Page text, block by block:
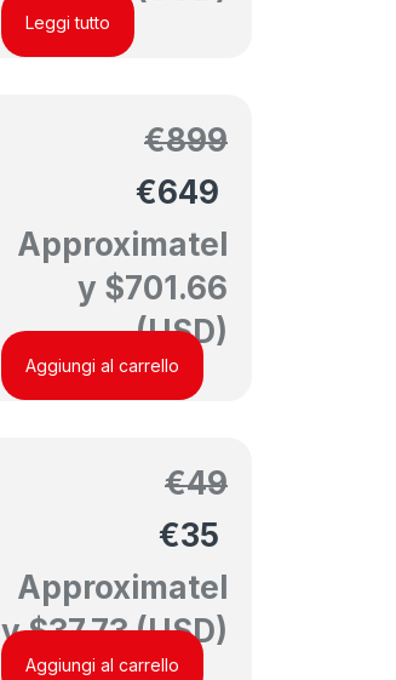
Leggi tutto
€899
€649
Approximatel
y $701.66
(USD)
Aggiungi al carrello
€49
€35
Approximatel
y$37.73(USD)
Aggiungi al carrello